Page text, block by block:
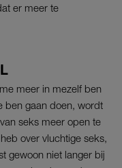
er meer te
meer in mezelf ben
ben gaan doen, wordt
seks meer open te
over vluchtige seks,
gewoon niet langer bij